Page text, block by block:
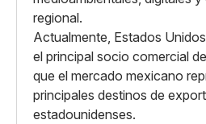
regional.
Actualmente, Estados
el principal socio comercial
que el mercado mexicano
principales destinos de
estadounidenses.